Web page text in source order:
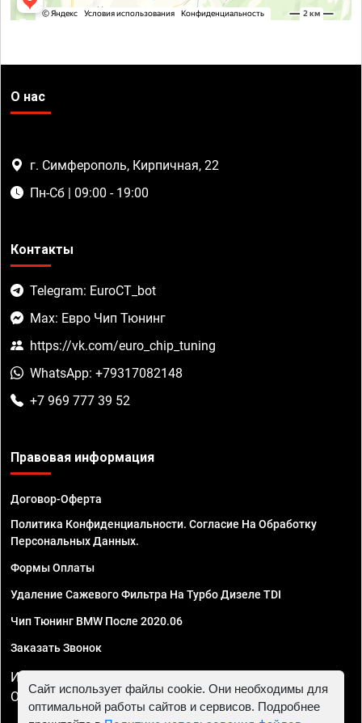
О нас
г. Симферополь, Кирпичная, 22
Пн-Сб | 09:00 - 19:00
Контакты
Telegram: EuroCT_bot
Max: Евро Чип Тюнинг
https://vk.com/euro_chip_tuning
WhatsApp: +79317082148
+7 969 777 39 52
Правовая информация
Договор-Оферта
Политика Конфиденциальности. Согласие На Обработку
Персональных Данных.
Формы Оплаты
Удаление Сажевого Фильтра На Турбо Дизеле TDI
Чип Тюнинг BMW После 2020.06
Заказать Звонок
ИП Смирнов Георгий Павлович. ИНН 781302555843,
ОГРНИП 324470400032610
Сайт использует файлы cookie. Они необходимы для
оптимальной работы сайтов и сервисов. Подробнее